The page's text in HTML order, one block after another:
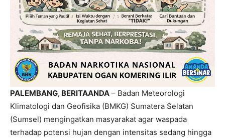
PALEMBANG, BERITAANDA – Badan Meteorologi
Klimatologi dan Geofisika (BMKG) Sumatera Selatan
(Sumsel) mengingatkan masyarakat agar waspada
terhadap potensi hujan dengan intensitas sedang hingga